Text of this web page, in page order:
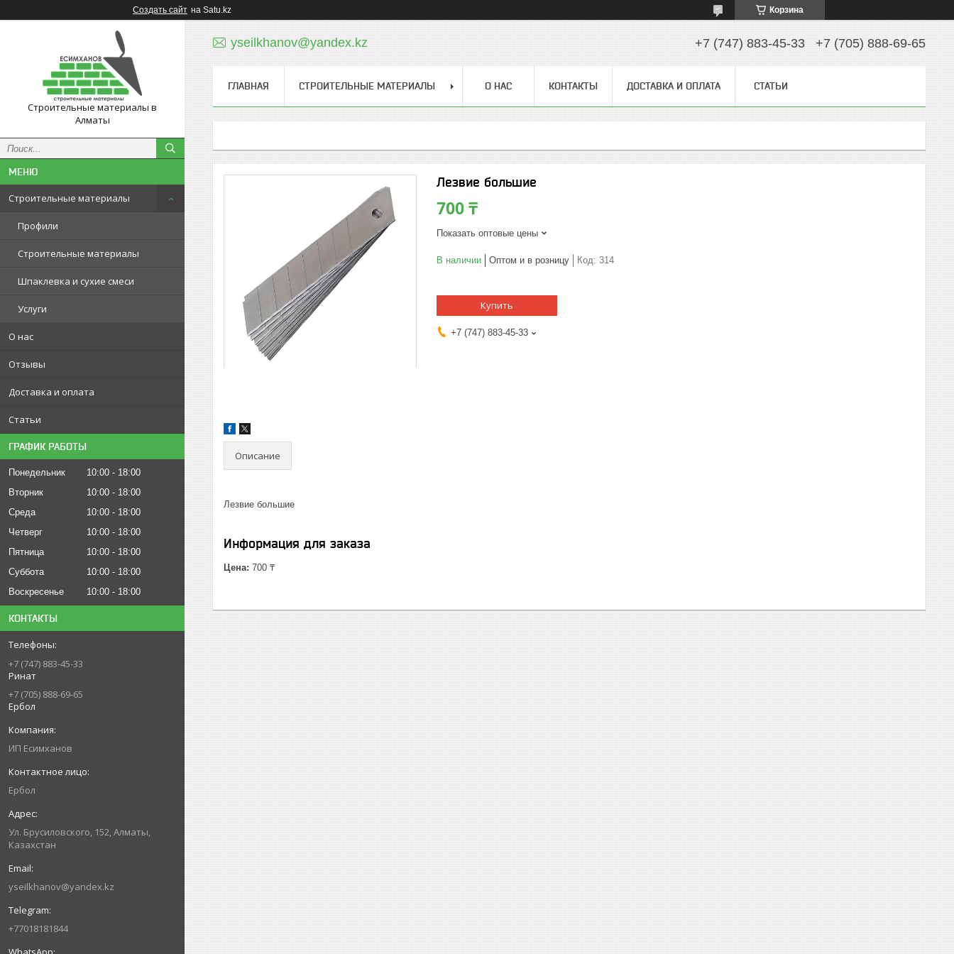
Создать сайт на Satu.kz Корзина
Строительные материалы в
Алматы
Строительные материалы
Профили
Строительные материалы
Шпаклевка и сухие смеси
Услуги
О нас
Отзывы
Доставка и оплата
Статьи
ГРАФИК РАБОТЫ
Понедельник 10:00
18:00
Вторник
10:00
18:00
Среда
10:00
18:00
Четверг
10:00
18:00
Пятница
10:00
18:00
Суббота
10:00
18:00
Воскресенье
10:00 18:00
КОНТАКТЫ
+7 (747) 883-45-33
Ринат
+7 (705) 888-69-65
Ербол
ИП Есимxанов
Ербол
Ул. Брусиловского, 152, Алматы,
Казахстан
yseilkhanov@yandex.kz
+77018181844
yseilkhanov@yandex.kz +7 (747) 883-45-33 +7 (705) 888-69-65
ГЛАВНАЯ СТРОИТЕЛЬНЫЕ МАТЕРИАЛЫ О НАС КОНТАКТЫ ДОСТАВКА И ОПЛАТА СТАТЬИ
Лезвие большие
700 ₸
Показать оптовые цены
В наличии Оптом и в розницу Код: 314
Купить
+7 (747) 883-45-33
Описание
Лезвие большие
Информация для заказа
Цена: 700 ₸